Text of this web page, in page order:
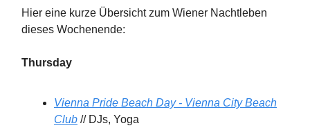
Hier eine kurze Übersicht zum Wiener Nachtleben
dieses Wochenende:
Thursday
Vienna Pride Beach Day - Vienna City Beach
Club // DJs, Yoga